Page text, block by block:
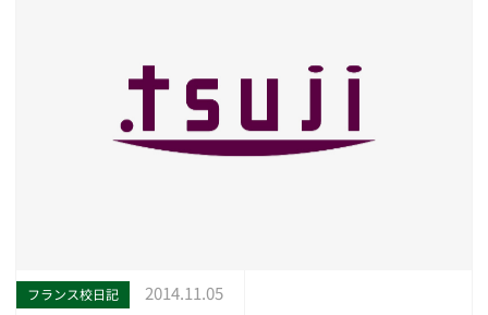
フランス校日記 2014.11.05